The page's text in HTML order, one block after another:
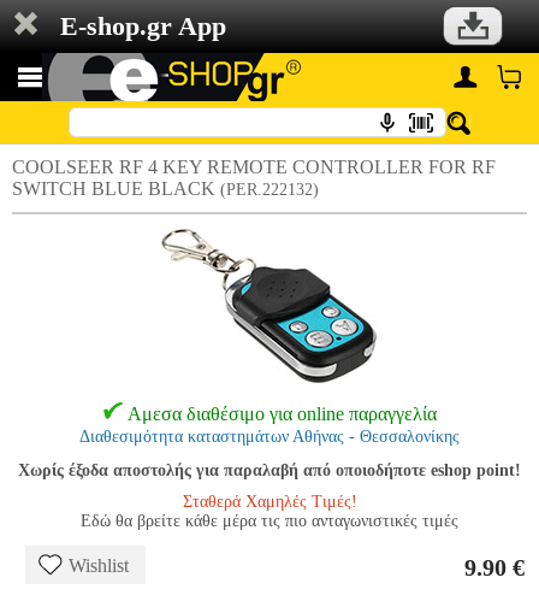
E-shop.gr App
COOLSEER RF 4 KEY REMOTE CONTROLLER FOR RF
SWITCH BLUE BLACK (PER.222132)
Αμεσα διαθέσιμο για online παραγγελία
Διαθεσιμότητα καταστημάτων Αθήνας - Θεσσαλονίκης
Χωρίς έξοδα αποστολής για παραλαβή από οποιοδήποτε eshop point!
Σταθερά Χαμηλές Τιμές!
Εδώ θα βρείτε κάθε μέρα τις πιο ανταγωνιστικές τιμές
Wishlist 9.90 €